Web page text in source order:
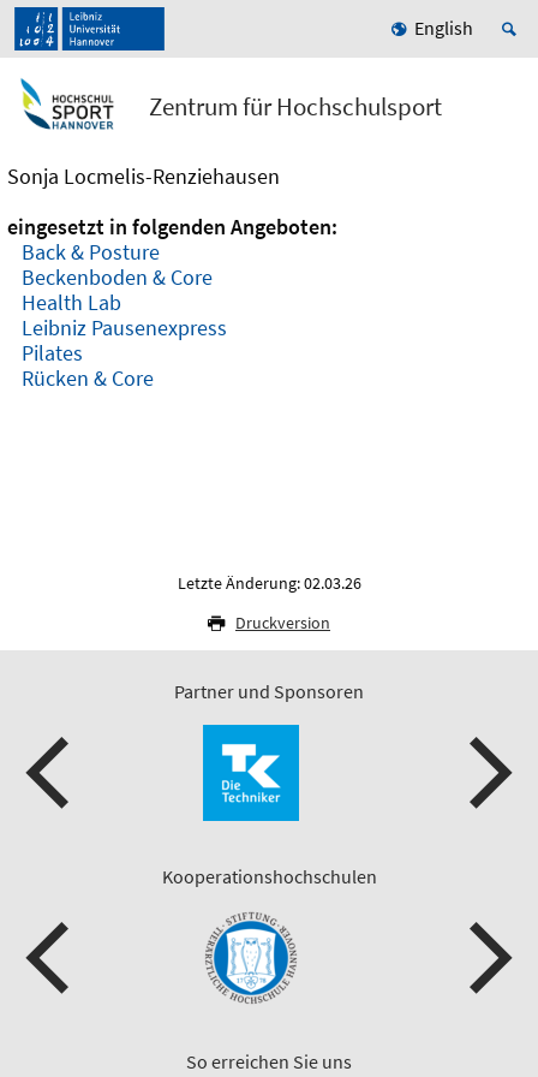
English
Zentrum für Hochschulsport
Sonja Locmelis-Renziehausen
eingesetzt in folgenden Angeboten:
Back & Posture
Beckenboden & Core
Health Lab
Leibniz Pausenexpress
Pilates
Rücken & Core
Letzte Änderung: 02.03.26
Druckversion
Partner und Sponsoren
Kooperationshochschulen
So erreichen Sie uns